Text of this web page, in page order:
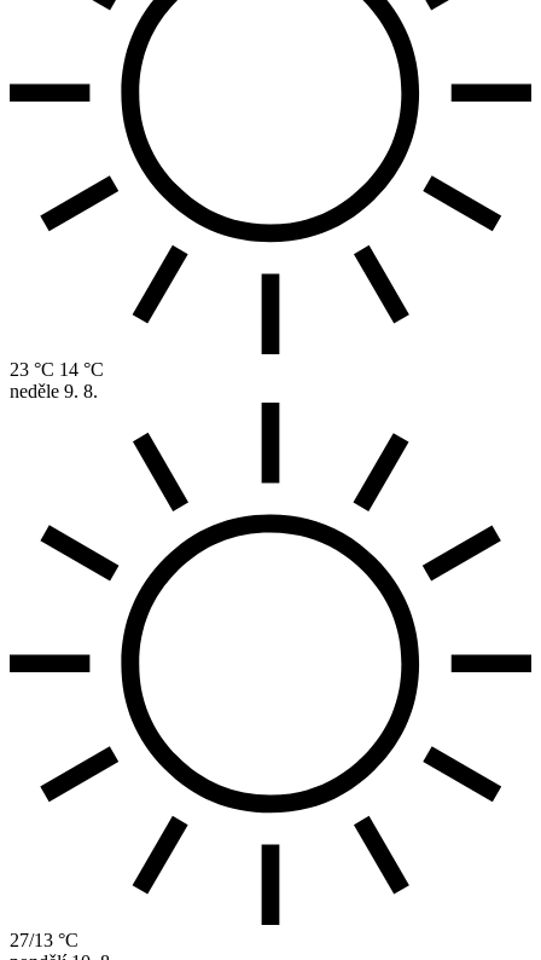
23 °C 14 °C
neděle 9. 8.
27/13 °C